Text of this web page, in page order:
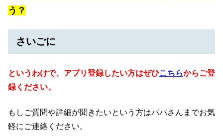
う？
さいごに
というわけで、アプリ登録したい方はぜひこちらからご登
録ください。
もしご質問や詳細が聞きたいという方はパパさんまでお気
軽にご連絡ください。